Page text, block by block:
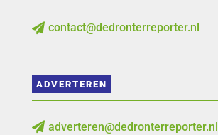
 contact@dedronterreporter.nl
ADVERTEREN
 adverteren@dedronterreporter.nl